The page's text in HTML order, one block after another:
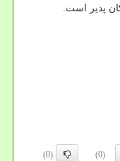
پذیر است.
(0)
(0)